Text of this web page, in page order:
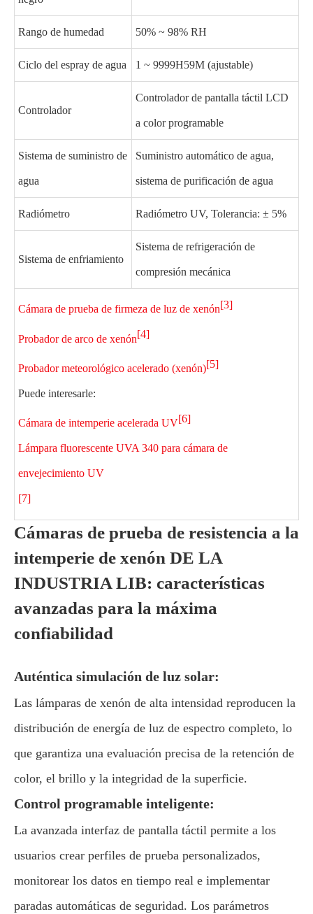
Rango de humedad 50% ~ 98% RH
Ciclo del espray de agua 1 ~ 9999H59M (ajustable)
Controlador
Controlador de pantalla táctil LCD
a color programable
Sistema de suministro de
agua
Suministro automático de agua,
sistema de purificación de agua
Radiómetro Radiómetro UV, Tolerancia: ± 5%
Sistema de enfriamiento
Sistema de refrigeración de
compresión mecánica
Cámara de prueba de firmeza de luz de xenón[3]
Probador de arco de xenón[4]
Probador meteorológico acelerado (xenón)[5]
Puede interesarle:
Cámara de intemperie acelerada UV[6]
Lámpara fluorescente UVA 340 para cámara de
envejecimiento UV
[7]
Cámaras de prueba de resistencia a la
intemperie de xenón DE LA
INDUSTRIA LIB: características
avanzadas para la máxima
confiabilidad
Auténtica simulación de luz solar:
Las lámparas de xenón de alta intensidad reproducen la
distribución de energía de luz de espectro completo, lo
que garantiza una evaluación precisa de la retención de
color, el brillo y la integridad de la superficie.
Control programable inteligente:
La avanzada interfaz de pantalla táctil permite a los
usuarios crear perfiles de prueba personalizados,
monitorear los datos en tiempo real e implementar
paradas automáticas de seguridad. Los parámetros